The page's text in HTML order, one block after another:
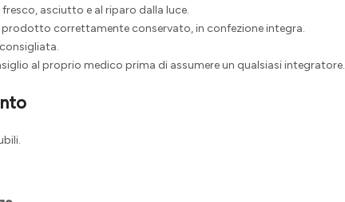
asciutto e al riparo dalla luce.
prodotto correttamente conservato, in confezione integra.
al proprio medico prima di assumere un qualsiasi integratore.